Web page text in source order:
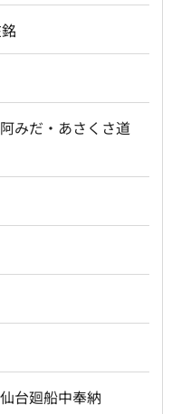
みだ・あさくさ道
台廻船中奉納